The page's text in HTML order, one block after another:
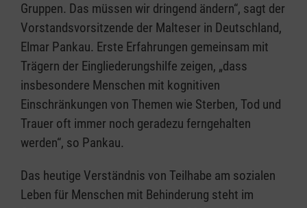
Gruppen. Das müssen wir dringend ändern“, sagt der
Vorstandsvorsitzende der Malteser in Deutschland,
Elmar Pankau. Erste Erfahrungen gemeinsam mit
Trägern der Eingliederungshilfe zeigen, „dass
insbesondere Menschen mit kognitiven
Einschränkungen von Themen wie Sterben, Tod und
Trauer oft immer noch geradezu ferngehalten
werden“, so Pankau.
Das heutige Verständnis von Teilhabe am sozialen
Leben für Menschen mit Behinderung steht im